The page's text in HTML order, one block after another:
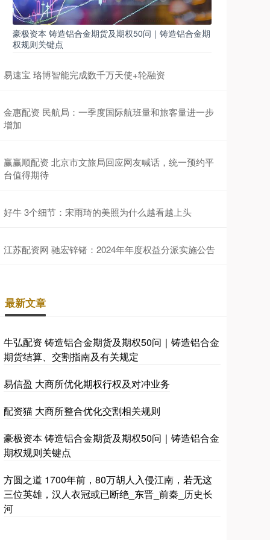
豪极资本 铸造铝合金期货及期权50问｜铸造铝合金期
权规则关键点
易速宝 珞博智能完成数千万天使+轮融资
金惠配资 民航局：一季度国际航班量和旅客量进一步
增加
赢赢顺配资 北京市文旅局回应网友喊话，统一预约平
台值得期待
好牛 3个细节：宋雨琦的美照为什么越看越上头
江苏配资网 驰宏锌锗：2024年年度权益分派实施公告
最新文章
牛弘配资 铸造铝合金期货及期权50问｜铸造铝合金
期货结算、交割指南及有关规定
易信盈 大商所优化期权行权及对冲业务
配资猫 大商所整合优化交割相关规则
豪极资本 铸造铝合金期货及期权50问｜铸造铝合金
期权规则关键点
方圆之道 1700年前，80万胡人入侵江南，若无这
三位英雄，汉人衣冠或已断绝_东晋_前秦_历史长
河